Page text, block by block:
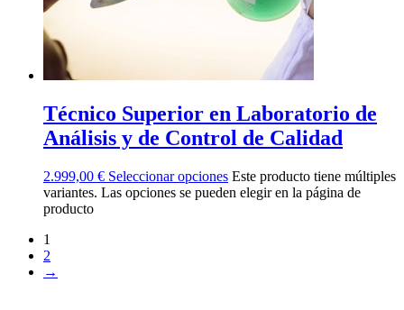
Técnico Superior en Laboratorio de
Análisis y de Control de Calidad
2.999,00 € Seleccionar opciones Este producto tiene múltiples
variantes. Las opciones se pueden elegir en la página de
producto
1
2
→